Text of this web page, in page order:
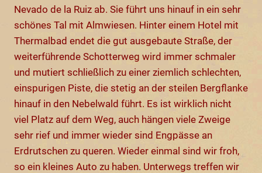
Nevado de la Ruiz ab. Sie führt uns hinauf in ein sehr
schönes Tal mit Almwiesen. Hinter einem Hotel mit
Thermalbad endet die gut ausgebaute Straße, der
weiterführende Schotterweg wird immer schmaler
und mutiert schließlich zu einer ziemlich schlechten,
einspurigen Piste, die stetig an der steilen Bergflanke
hinauf in den Nebelwald führt. Es ist wirklich nicht
viel Platz auf dem Weg, auch hängen viele Zweige
sehr rief und immer wieder sind Engpässe an
Erdrutschen zu queren. Wieder einmal sind wir froh,
so ein kleines Auto zu haben. Unterwegs treffen wir